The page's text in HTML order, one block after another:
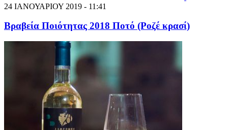
24 ΙΑΝΟΥΑΡΙΟΥ 2019 - 11:41
Βραβεία Ποιότητας 2018 Ποτό (Ροζέ κρασί)